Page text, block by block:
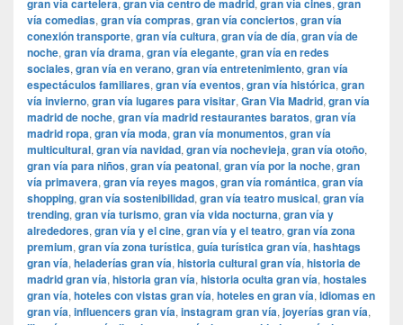
gran vía cartelera, gran vía centro de madrid, gran vía cines, gran
vía comedias, gran vía compras, gran vía conciertos, gran vía
conexión transporte, gran vía cultura, gran vía de día, gran vía de
noche, gran vía drama, gran vía elegante, gran vía en redes
sociales, gran vía en verano, gran vía entretenimiento, gran vía
espectáculos familiares, gran vía eventos, gran vía histórica, gran
vía invierno, gran vía lugares para visitar, ​​Gran Via Madrid, gran vía
madrid de noche, gran vía madrid restaurantes baratos, gran vía
madrid ropa, gran vía moda, gran vía monumentos, gran vía
multicultural, gran vía navidad, gran vía nochevieja, gran vía otoño,
gran vía para niños, gran vía peatonal, gran vía por la noche, gran
vía primavera, gran vía reyes magos, gran vía romántica, gran vía
shopping, gran vía sostenibilidad, gran vía teatro musical, gran vía
trending, gran vía turismo, gran vía vida nocturna, gran vía y
alrededores, gran vía y el cine, gran vía y el teatro, gran vía zona
premium, gran vía zona turística, guía turística gran vía, hashtags
gran vía, heladerías gran vía, historia cultural gran vía, historia de
madrid gran vía, historia gran vía, historia oculta gran vía, hostales
gran vía, hoteles con vistas gran vía, hoteles en gran vía, idiomas en
gran vía, influencers gran vía, instagram gran vía, joyerías gran vía,